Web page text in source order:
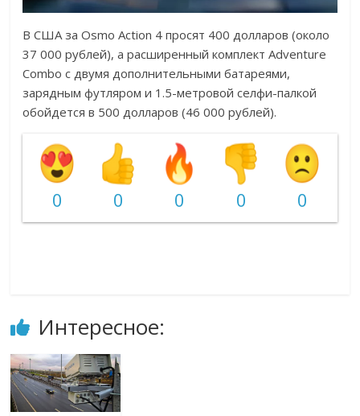
В США за Osmo Action 4 просят 400 долларов (около
37 000 рублей), а расширенный комплект Adventure
Combo с двумя дополнительными батареями,
зарядным футляром и 1.5-метровой селфи-палкой
обойдется в 500 долларов (46 000 рублей).
0 0 0 0 0
Интересное: